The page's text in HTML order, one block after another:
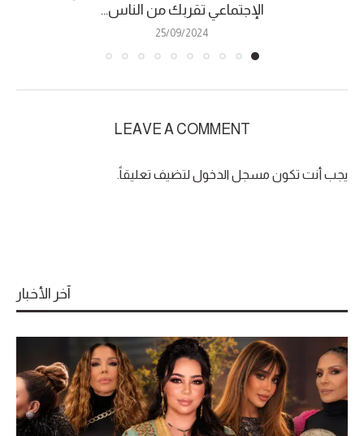
الإجتماعي تقربك من الناس...
25/09/2024
LEAVE A COMMENT
يجب أنت تكون مسجل الدخول لتضيف تعليقاً.
آخر الأخبار